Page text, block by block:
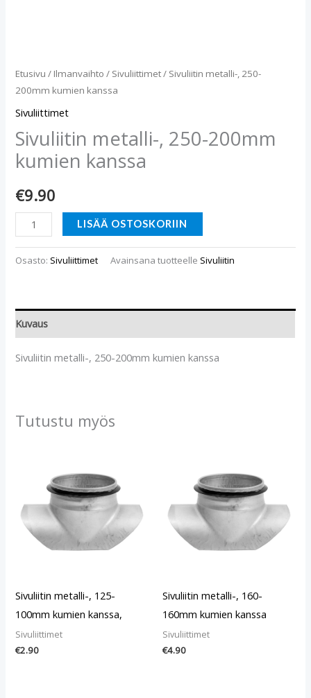
Etusivu / Ilmanvaihto / Sivuliittimet/ Sivuliitin metalli-, 250-
200mm kumien kanssa
Sivuliittimet
Sivuliitin metalli-, 250-200mm
kumien kanssa
€9.90
LISÄÄ OSTOSKORIIN
Osasto: Sivuliittimet Avainsana tuotteelle Sivuliitin
Kuvaus
Sivuliitin metalli-, 250-200mm kumien kanssa
Tutustu myös
Sivuliitin metalli-, 125-
100mm kumien kanssa,
Sivuliittimet
€2.90
Sivuliitin metalli-, 160-
160mm kumien kanssa
Sivuliittimet
€4.90